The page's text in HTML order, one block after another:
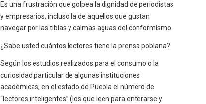
Es una frustración que golpea la dignidad de periodistas
y empresarios, incluso la de aquellos que gustan
navegar por las tibias y calmas aguas del conformismo.
¿Sabe usted cuántos lectores tiene la prensa poblana?
Según los estudios realizados para el consumo o la
curiosidad particular de algunas instituciones
académicas, en el estado de Puebla el número de
“lectores inteligentes” (los que leen para enterarse y